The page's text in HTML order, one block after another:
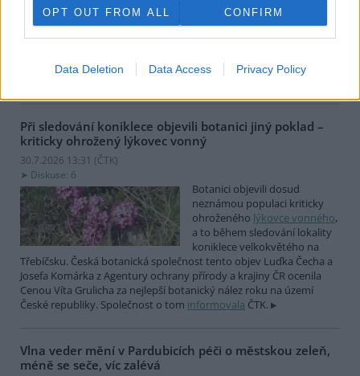
OPT OUT FROM ALL CONFIRM
Data Deletion Data Access Privacy Policy
Někdejšímu dlouholetému
řediteli pražské Botanické
zahrady Na Slupi a popularizátorovi říše rostlin bylo 88 let. Poslední
Větvičkův syn Ivan. Na úmrtíupozornilChrudimský deník s
Při sledování koniklece objevili botanici jiný poklad –
kriticky ohrožený lýkovec vonný
30.7.2026 13:31 (ČTK)
Diskuse: 6
Botanici objevili dosud
neznámou populaci kriticky
ohroženého lýkovce vonného,
a to během sledování lokality
koniklece velkokvětého na
Třebíčsku. Česká botanická společnost tento objev Luďka Čecha a
Josefa Komárka z Agentury ochrany přírody a krajiny ČR ocenila
Cenou Víta Grulicha za nejlepší botanický nález roku na území
České republiky. Společnost o tom informovala ČTK.
Vlna veder mění v Pardubicích péči o městskou zeleň,
méně se seče, víc zalévá